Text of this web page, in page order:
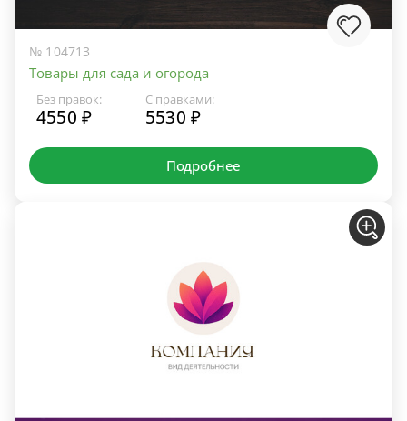
№ 104713
Товары для сада и огорода
Без правок:
4550 ₽
С правками:
5530 ₽
Подробнее